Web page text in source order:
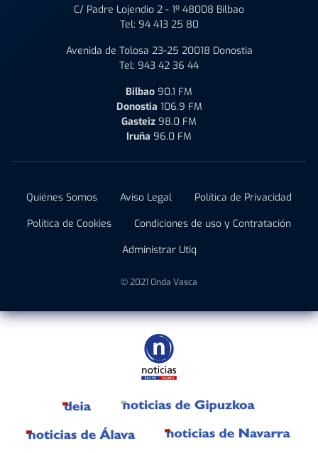
C/ Padre Lojendio 2 - 1º 48008 Bilbao
Tel: 94 413 25 80
Avenida de Tolosa 23-25 20018 Donostia
Tel: 943 42 36 44
Bilbao 90.1 FM
Donostia 106.9 FM
Gasteiz 98.0 FM
Iruña 96.0 FM
Quiénes Somos Aviso Legal
Política de Privacidad
Política de Cookies
Condiciones de uso y Contratación
Administrar Utiq
© 2021 Onda Vasca